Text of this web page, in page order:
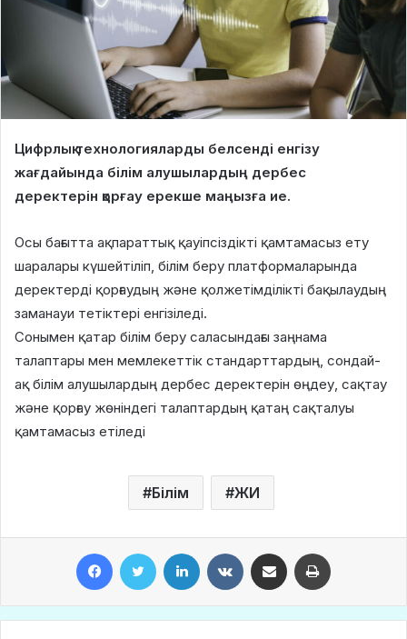
Цифрлық технологияларды белсенді енгізу
жағдайында білім алушылардың дербес
деректерін қорғау ерекше маңызға ие.
Осы бағытта ақпараттық қауіпсіздікті қамтамасыз ету
шаралары күшейтіліп, білім беру платформаларында
деректерді қорғаудың және қолжетімділікті бақылаудың
заманауи тетіктері енгізіледі.
Сонымен қатар білім беру саласындағы заңнама
талаптары мен мемлекеттік стандарттардың, сондай-
ақ білім алушылардың дербес деректерін өңдеу, сақтау
және қорғау жөніндегі талаптардың қатаң сақталуы
қамтамасыз етіледі
Білім ЖИ